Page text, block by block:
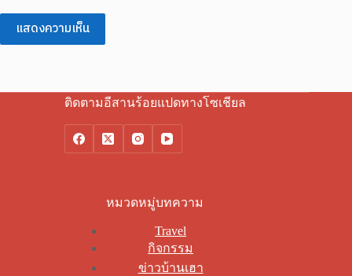
แสดงความเห็น
ติดตามอีสานร้อยแปดทางโซเชียล
หมวดหมู่บทความ
Travel
กิจกรรม
ข่าวบ้านเฮา